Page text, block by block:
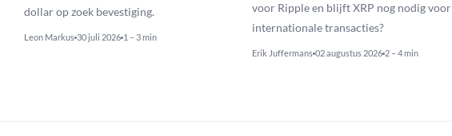
dollar op zoek bevestiging.
Leon Markus 30 juli 2026 1 – 3 min
voor Ripple en blijft XRP nog nodig voor
internationale transacties?
Erik Juffermans 02 augustus 2026 2 – 4 min